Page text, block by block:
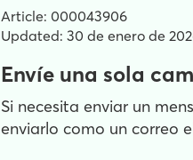
Article: 000043906
Updated: 30 de enero de
Envíe una sola
Si necesita enviar un
enviarlo como un correo